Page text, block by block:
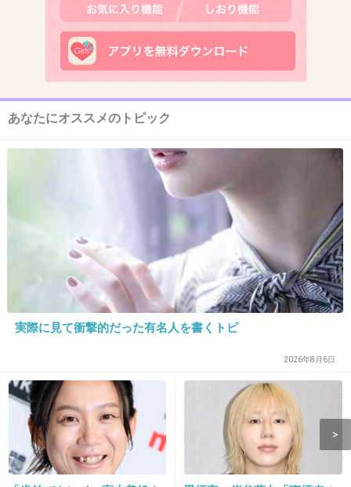
2013/04/02(火) 22:13:45
う～～～ん
ちょっとダメだと思う
似合わない
-10
7. 匿名 2013/04/02(火) 22:14:54
+334 -25
8. 匿名2013/04/02(火) 22:14:55
黒髪じゃないと老けて見える
あなたにオススメのトピック
実際に見て衝撃的だった有名人を書くトピ
2026年8月6日